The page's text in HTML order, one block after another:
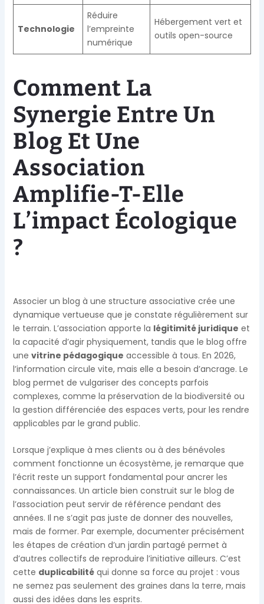
Technologie
Réduire
l’empreinte
numérique
Hébergement vert et
outils open-source
Comment La
Synergie Entre Un
Blog Et Une
Association
Amplifie-T-Elle
L’impact Écologique
?
Associer un blog à une structure associative crée une
dynamique vertueuse que je constate régulièrement sur
le terrain. L’association apporte la légitimité juridique et
la capacité d’agir physiquement, tandis que le blog offre
une vitrine pédagogique accessible à tous. En 2026,
l’information circule vite, mais elle a besoin d’ancrage. Le
blog permet de vulgariser des concepts parfois
complexes, comme la préservation de la biodiversité ou
la gestion différenciée des espaces verts, pour les rendre
applicables par le grand public.
Lorsque j’explique à mes clients ou à des bénévoles
comment fonctionne un écosystème, je remarque que
l’écrit reste un support fondamental pour ancrer les
connaissances. Un article bien construit sur le blog de
l’association peut servir de référence pendant des
années. Il ne s’agit pas juste de donner des nouvelles,
mais de former. Par exemple, documenter précisément
les étapes de création d’un jardin partagé permet à
d’autres collectifs de reproduire l’initiative ailleurs. C’est
cette duplicabilitéqui donne sa force au projet : vous
ne semez pas seulement des graines dans la terre, mais
aussi des idées dans les esprits.